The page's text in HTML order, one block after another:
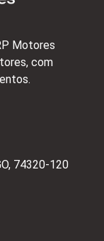
Motores
com
74320-120